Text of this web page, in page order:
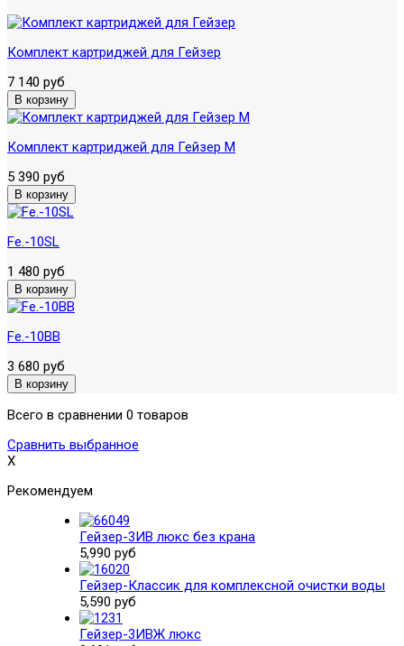
Комплект картриджей для Гейзер
7 140 руб
Комплект картриджей для Гейзер М
5 390 руб
Fe.-10SL
1 480 руб
Fe.-10BB
3 680 руб
Всего в сравнении 0 товаров
Сравнить выбранное
X
Рекомендуем
Гейзер-3ИВ люкс без крана
5,990 руб
Гейзер-Классик для комплексной очистки воды
5,590 руб
Гейзер-3ИВЖ люкс